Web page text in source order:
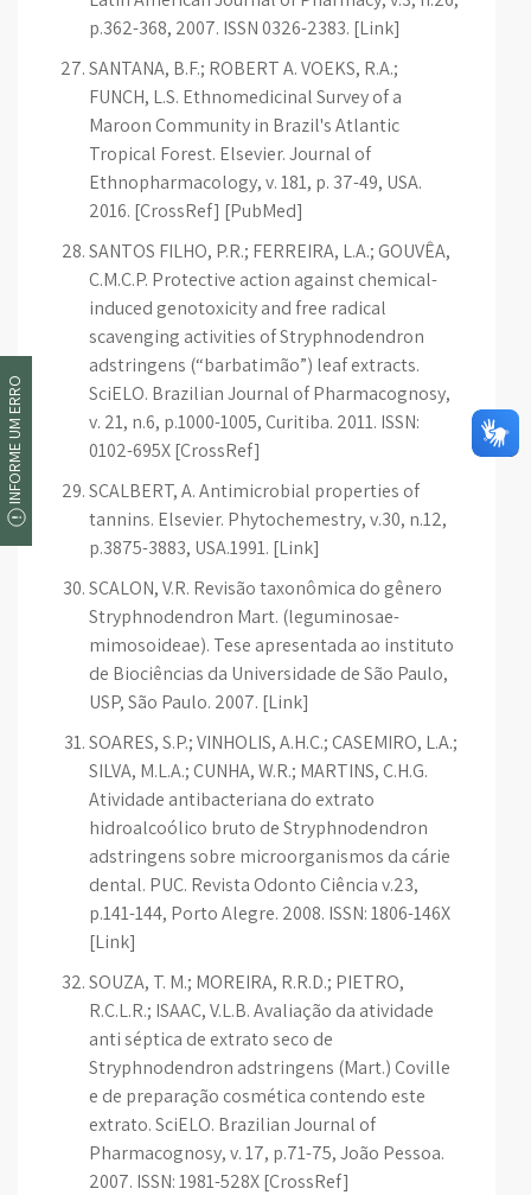
p.362-368, 2007. ISSN 0326-2383. [Link]
SANTANA, B.F.; ROBERT A. VOEKS, R.A.;
FUNCH, L.S. Ethnomedicinal Survey of a
Maroon Community in Brazil's Atlantic
Tropical Forest. Elsevier. Journal of
Ethnopharmacology, v. 181, p. 37-49, USA.
2016. [CrossRef] [PubMed]
SANTOS FILHO, P.R.; FERREIRA, L.A.; GOUVÊA,
C.M.C.P. Protective action against chemical-
induced genotoxicity and free radical
scavenging activities of Stryphnodendron
adstringens (“barbatimão”) leaf extracts.
SciELO. Brazilian Journal of Pharmacognosy,
v. 21, n.6, p.1000-1005, Curitiba. 2011. ISSN:
0102-695X [CrossRef]
SCALBERT, A. Antimicrobial properties of
tannins. Elsevier. Phytochemestry, v.30, n.12,
p.3875-3883, USA.1991. [Link]
SCALON, V.R. Revisão taxonômica do gênero
Stryphnodendron Mart. (leguminosae-
mimosoideae). Tese apresentada ao instituto
de Biociências da Universidade de São Paulo,
USP, São Paulo. 2007. [Link]
SOARES, S.P.; VINHOLIS, A.H.C.; CASEMIRO, L.A.;
SILVA, M.L.A.; CUNHA, W.R.; MARTINS, C.H.G.
Atividade antibacteriana do extrato
hidroalcoólico bruto de Stryphnodendron
adstringens sobre microorganismos da cárie
dental. PUC. Revista Odonto Ciência v.23,
p.141-144, Porto Alegre. 2008. ISSN: 1806-146X
[Link]
SOUZA, T. M.; MOREIRA, R.R.D.; PIETRO,
R.C.L.R.; ISAAC, V.L.B. Avaliação da atividade
anti séptica de extrato seco de
Stryphnodendron adstringens (Mart.) Coville
e de preparação cosmética contendo este
extrato. SciELO. Brazilian Journal of
Pharmacognosy, v. 17, p.71-75, João Pessoa.
2007. ISSN: 1981-528X [CrossRef]
INFORME UM ERRO